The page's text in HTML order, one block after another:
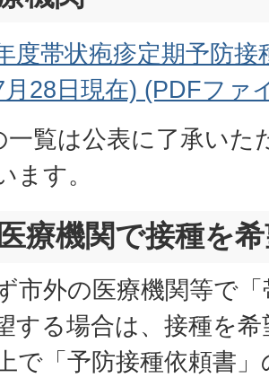
度帯状疱疹定期予防
28日現在) (PDFファ
一覧は公表に了承いた
ます。
療機関で接種を
市外の医療機関等で
する場合は、接種を
で「予防接種依頼書